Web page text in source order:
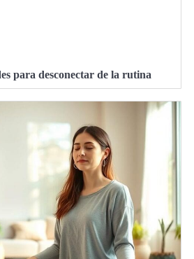
para desconectar de la rutina